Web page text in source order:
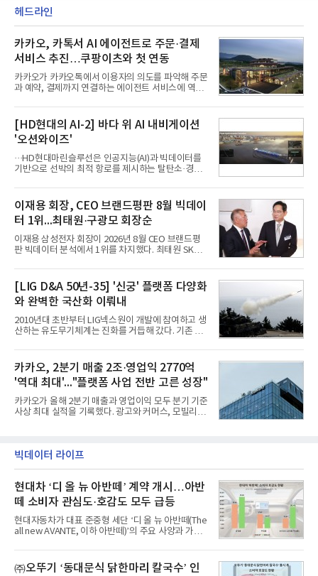
헤드라인
카카오, 카톡서 AI 에이전트로 주문·결제
서비스 추진…쿠팡이츠와 첫 연동
카카오가 카카오톡에서 이용자의 의도를 파악해 주문
과 예약, 결제까지 연결하는 에이전트 서비스에 역량
행 등으로 적용 범위를 넓혀 AI를 새로운 톡비즈 성장
축으로 만들겠다는 구상이다.정신아 카카오 대표는 6
일 열린 2분기 실적 발표 컨퍼런스콜에서 "AI는 톡비
즈 성장 재점화의 핵심이자 주요 매출원으로 자리 잡
을 것"이라며 이같은 AI 사업 전략을 공개했다. 카카
오는 이날 함께 발표한 2분기 연결 매출이 전년 동기
대비 9% 증가한 2조985억원, 영업이익은 36% 늘어
17% 증가하
[HD현대의 AI-2] 바다 위 AI 내비게이션
'오션와이즈'
···HD현대마린슬루선은 인공지능(AI)과 빅데이터를
기반으로 선박의 최적 항로를 제시하는 탈탄소·경제
장비 설치 없이 일고리즘 만으로 선박의 탄소 배출량
을 모니터링 및 예측하며, 연료 소비를 최소화하는 운
항 가이드라인을 제공한다.오션와이즈의 핵심 기능은
CI(탄소집약도지수) 실시간 관리 예측, 시 기반 최적
항로 추천, 선단 관리 등이다. HD현대오일뱅크와의
실증에서는 총 13개 구간, 10만6000km 항해를 통해
평균 5.3%의 연료 질감 효과를 입증했다. 이는 연간 1
의 핵심
이재용 회장, CEO 브랜드평판 8월 빅데이
터 1위...최태원·구광모 회장순
이재용 삼성전자 회장이 2026년 8월 CEO 브랜드평
판 빅데이터 분석에서 1위를 차지했다. 최태원 SK그
국기업평판연구소(소장 구창환)는 빅데이터뉴스와
함께 60명의 CEO 브랜드를 대상으로 2026년 7월 6
일부터 8월 6일까지 수집된 소비자 빅데이터
7,395,735건을 분석한 결과, 삼성 이재용 회장이 브
랜드평판지수 1,984,715를 기록하며 8월 1위에 올랐
다고 밝혔다. 분석에 활용된 빅데이터는 지난 7월
(14,233,797건) 대비 48.04% 감소한 수치다.8월
김승연, 이재현, 강호동, 김범수, 양종
[LIG D&A 50년-35] '신궁' 플랫폼 다양화
와 완벽한 국산화 이뤄내
2010년대 초반부터 LIG넥스원이 개발에 참여하고 생
산하는 유도무기체계는 진화를 거듭해 갔다. 기존 무
용도가 떨어지는 재래식 무기를 새롭게 활용하는 방
안이 강구됐다. 또 핵심 구성품 국산화를 통해 수출상
의 제약을 해소하고자 노력했다. 이러한 LIG넥스원의
신기술 개발 성과가 집약된 무기체계가 바로 휴대용
지대공 유도무기 ‘신궁’이다.신궁은 이미 2009년 수
출을 위한 개량형 멀티런처 개발을 완료함으로써 기
능 다양화와 계열화 가능성을 선보인 바 있었다. 이번
부터 진행됐
카카오, 2분기 매출 2조·영업익 2770억
'역대 최대'..."플랫폼 사업 전반 고른 성장"
카카오가 올해 2분기 매출과 영업이익 모두 분기 기준
사상 최대 실적을 기록했다. 광고와 커머스, 모빌리
전년 동기 대비 매출은 9%, 영업이익은 36% 늘어난
한 기준으로 산출됐다. 지난해 2분기 매출은 1조9175
억원, 영업이익은 2039억원이었다.플랫폼 부문 매출
은 1조2303억원으로 전년 동기 대비 17% 증가했다.
카카오톡 내 광고와 커머스 사업을 아우르는 톡비즈
매출은 6432억원
빅데이터 라이프
현대차 ‘디 올 뉴 아반떼’ 계약 개시…아반
떼 소비자 관심도·호감도 모두 급등
현대자동차가 대표 준중형 세단 ‘디 올 뉴 아반떼(The
all new AVANTE, 이하 아반떼)’의 주요 사양과 가격
떼는 6년 만에 선보이는 8세대 완전변경 모델로, ▲정
교한 선과 면을 중심으로 완성한 파격적인 디자인 ▲
㈜오뚜기 ‘동대문식 닭한마리 칼국수’ 인